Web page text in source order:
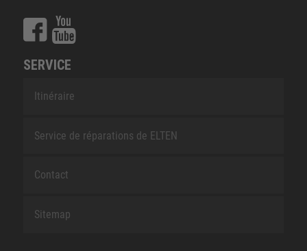
SERVICE
Itinéraire
Service de réparations de ELTEN
Contact
Sitemap